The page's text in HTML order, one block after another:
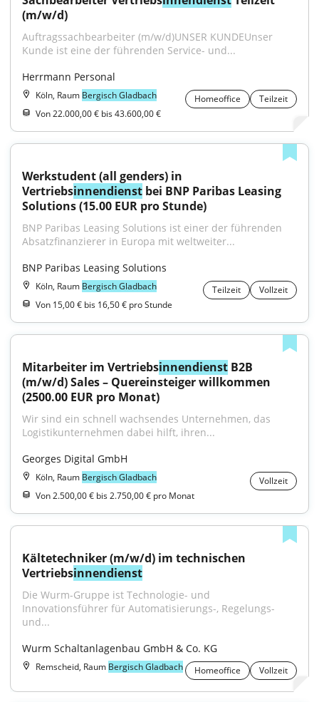
(m/w/d)
Auftragssachbearbeiter (m/w/d)UNSER KUNDEUnser
Kunde ist eine der führenden Service- und...
Herrmann Personal
Köln, Raum Bergisch Gladbach Homeoffice
Teilzeit
Von 22.000,00 € bis 43.600,00 €
Werkstudent (all genders) in
Vertriebsinnendienst bei BNP Paribas Leasing
Solutions (15.00 EUR pro Stunde)
BNP Paribas Leasing Solutions ist einer der führenden
Absatzfinanzierer in Europa mit weltweiter...
BNP Paribas Leasing Solutions
Köln, Raum Bergisch Gladbach Teilzeit
Vollzeit
Von 15,00 € bis 16,50 € pro Stunde
Mitarbeiter im Vertriebsinnendienst B2B
(m/w/d) Sales – Quereinsteiger willkommen
(2500.00 EUR pro Monat)
Wir sind ein schnell wachsendes Unternehmen, das
Logistikunternehmen dabei hilft, ihren...
Georges Digital GmbH
Köln, Raum Bergisch Gladbach
Vollzeit
Von 2.500,00 € bis 2.750,00 € pro Monat
Kältetechniker (m/w/d) im technischen
Vertriebsinnendienst
Die Wurm-Gruppe ist Technologie- und
Innovationsführer für Automatisierungs-, Regelungs-
und...
Wurm Schaltanlagenbau GmbH & Co. KG
Remscheid, Raum Bergisch Gladbach Homeoffice Vollzeit